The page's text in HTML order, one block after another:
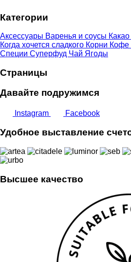
15,00 €
Категории
Аксессуары Варенья и соусы Какао
Когда хочется сладкого Корни Кофе
Специи Суперфуд Чай Ягоды
Страницы
Давайте подружимся
Instagram Facebook
Удобное выставление
Высшее качество